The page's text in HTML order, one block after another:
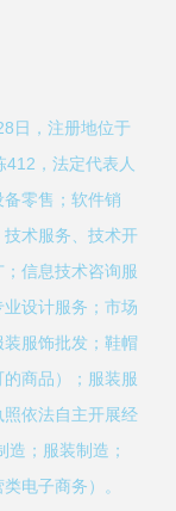
日，注册地位于
，法定代表人
零售；软件销
术服务、技术开
信息技术咨询服
设计服务；市场
服饰批发；鞋帽
商品）；服装服
依法自主开展经
；服装制造；
电子商务）。